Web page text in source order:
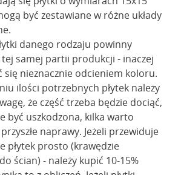
być zestawiane w różne układy
danego rodzaju powinny
samej partii produkcji - inaczej
się nieznacznie odcieniem koloru.
ilości potrzebnych płytek należy
że część trzeba będzie dociąć,
być uszkodzona, kilka warto
naprawy. Jeżeli przewiduje
płytek prosto (krawędzie
ścian) - należy kupić 10-15%